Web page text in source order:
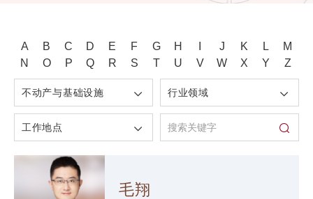
A B C D E F G H J K L
M
N
O P Q R S T U V W X Y Z
不动产与基础设施 行业领域
工作地点
毛翔